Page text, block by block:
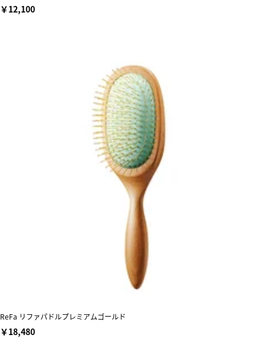
￥12,100
ReFa リファパドルプレミアムゴールド
￥18,480